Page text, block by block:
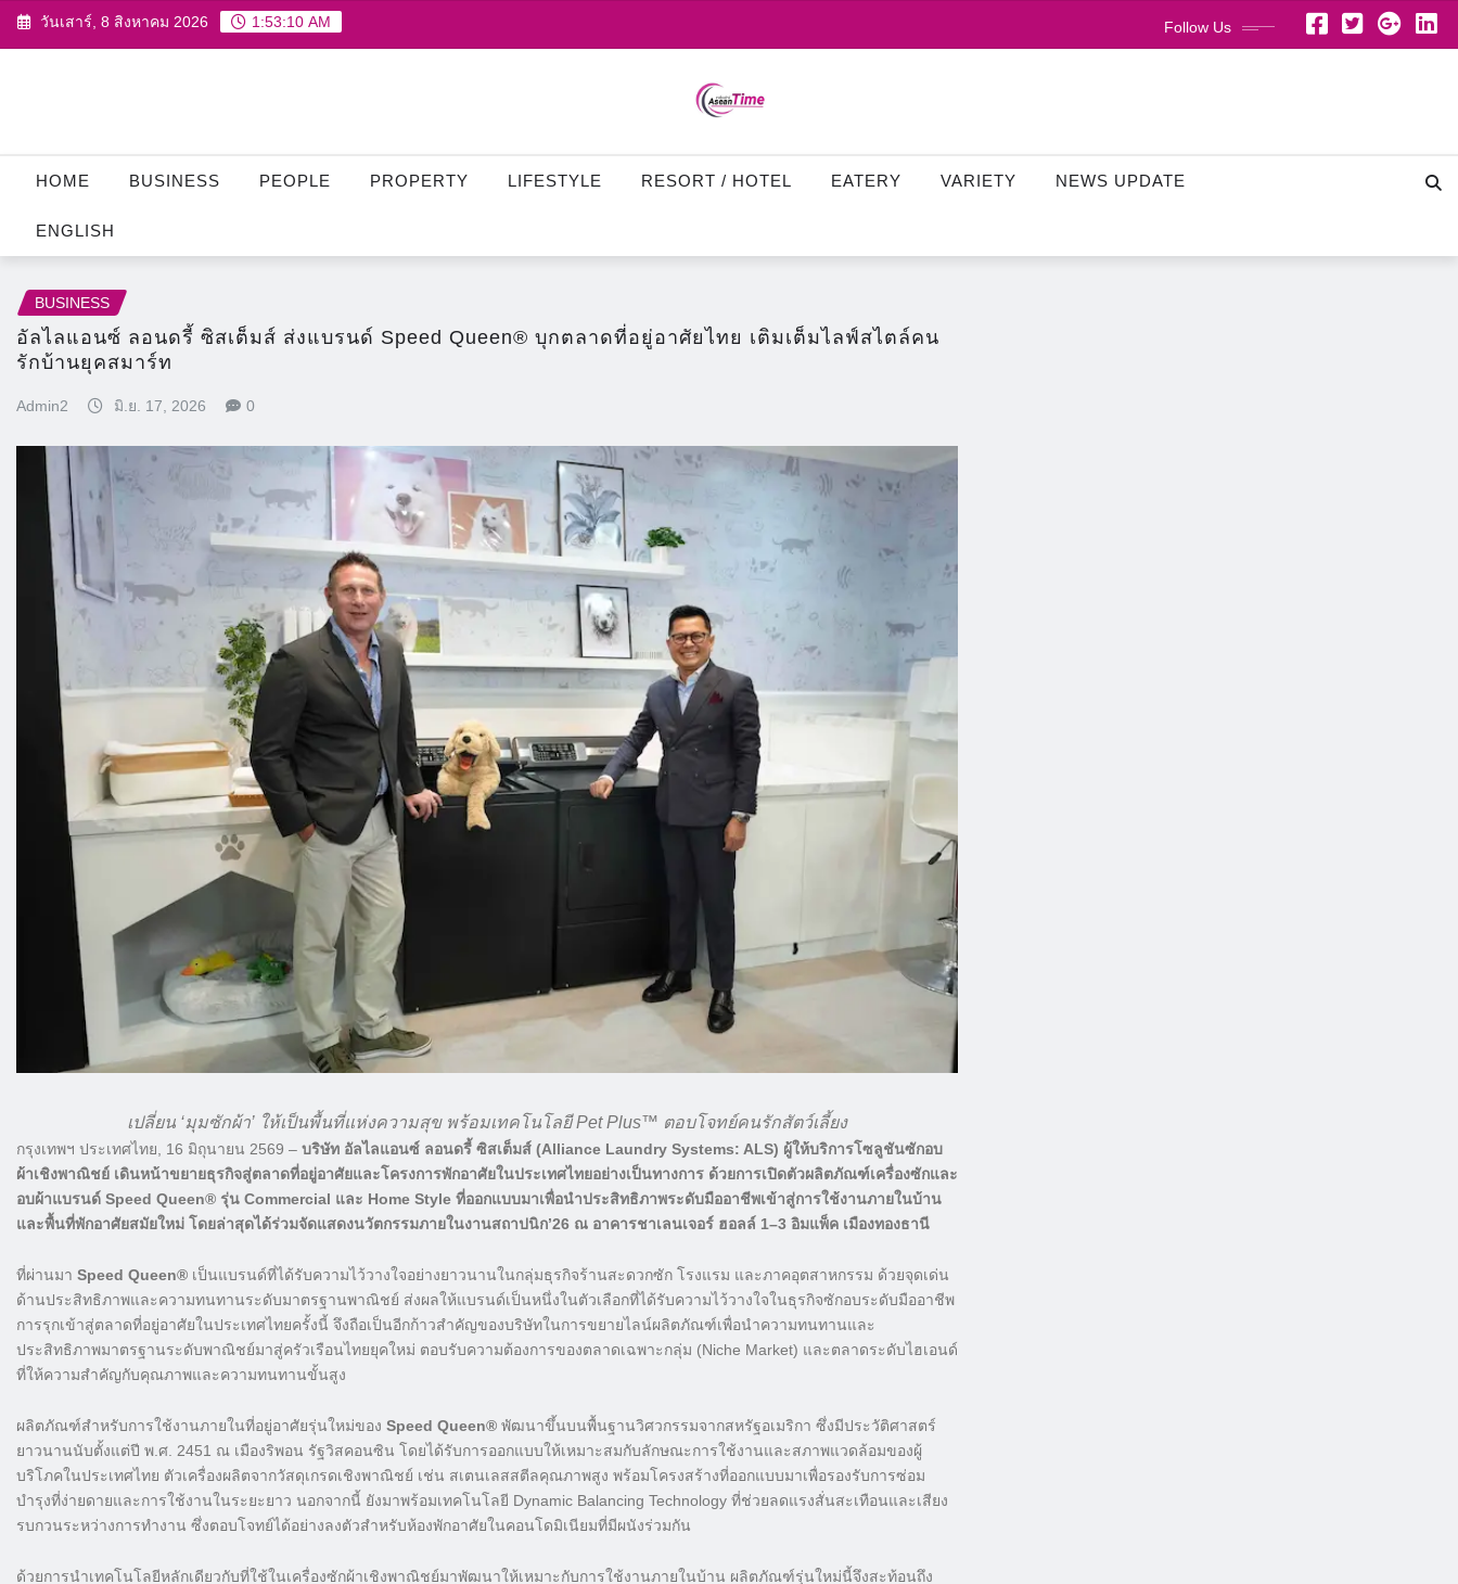
Skip วันเสาร์, 8 สิงหาคม 2026 1:53:11 AM Follow Us
HOME BUSINESS PEOPLE PROPERTY LIFESTYLE RESORT / HOTEL EATERY VARIETY NEWS UPDATE
ENGLISH
BUSINESS
อัลไลแอนซ์ ลอนดรี้ ซิสเต็มส์ ส่งแบรนด์ Speed Queen® บุกตลาดที่อยู่อาศัยไทย เติมเต็มไลฟ์สไตล์คน
รักบ้านยุคสมาร์ท
Admin2 มิ.ย. 17, 2026 0
เปลี่ยน ‘มุมซักผ้า’ ให้เป็นพื้นที่แห่งความสุข พร้อมเทคโนโลยี Pet Plus™ ตอบโจทย์คนรักสัตว์เลี้ยง
กรุงเทพฯ ประเทศไทย, 16 มิถุนายน 2569 – บริษัท อัลไลแอนซ์ ลอนดรี้ ซิสเต็มส์ (Alliance Laundry Systems: ALS) ผู้ให้บริการโซลูชันซักอบ
ผ้าเชิงพาณิชย์ เดินหน้าขยายธุรกิจสู่ตลาดที่อยู่อาศัยและโครงการพักอาศัยในประเทศไทยอย่างเป็นทางการ ด้วยการเปิดตัวผลิตภัณฑ์เครื่องซักและ
อบผ้าแบรนด์ Speed Queen® รุ่น Commercial และ Home Style ที่ออกแบบมาเพื่อนำประสิทธิภาพระดับมืออาชีพเข้าสู่การใช้งานภายในบ้าน
และพื้นที่พักอาศัยสมัยใหม่ โดยล่าสุดได้ร่วมจัดแสดงนวัตกรรมภายในงานสถาปนิก’26 ณ อาคารชาเลนเจอร์ ฮอลล์ 1–3 อิมแพ็ค เมืองทองธานี
ที่ผ่านมา Speed Queen® เป็นแบรนด์ที่ได้รับความไว้วางใจอย่างยาวนานในกลุ่มธุรกิจร้านสะดวกซัก โรงแรม และภาคอุตสาหกรรม ด้วยจุดเด่น
ด้านประสิทธิภาพและความทนทานระดับมาตรฐานพาณิชย์ ส่งผลให้แบรนด์เป็นหนึ่งในตัวเลือกที่ได้รับความไว้วางใจในธุรกิจซักอบระดับมืออาชีพ
การรุกเข้าสู่ตลาดที่อยู่อาศัยในประเทศไทยครั้งนี้ จึงถือเป็นอีกก้าวสำคัญของบริษัทในการขยายไลน์ผลิตภัณฑ์เพื่อนำความทนทานและ
ประสิทธิภาพมาตรฐานระดับพาณิชย์มาสู่ครัวเรือนไทยยุคใหม่ ตอบรับความต้องการของตลาดเฉพาะกลุ่ม (Niche Market) และตลาดระดับไฮเอนด์
ที่ให้ความสำคัญกับคุณภาพและความทนทานขั้นสูง
ผลิตภัณฑ์สำหรับการใช้งานภายในที่อยู่อาศัยรุ่นใหม่ของ Speed Queen® พัฒนาขึ้นบนพื้นฐานวิศวกรรมจากสหรัฐอเมริกา ซึ่งมีประวัติศาสตร์
ยาวนานนับตั้งแต่ปี พ.ศ. 2451 ณ เมืองริพอน รัฐวิสคอนซิน โดยได้รับการออกแบบให้เหมาะสมกับลักษณะการใช้งานและสภาพแวดล้อมของผู้
บริโภคในประเทศไทย ตัวเครื่องผลิตจากวัสดุเกรดเชิงพาณิชย์ เช่น สเตนเลสสตีลคุณภาพสูง พร้อมโครงสร้างที่ออกแบบมาเพื่อรองรับการซ่อม
บำรุงที่ง่ายดายและการใช้งานในระยะยาว นอกจากนี้ ยังมาพร้อมเทคโนโลยี Dynamic Balancing Technology ที่ช่วยลดแรงสั่นสะเทือนและเสียง
รบกวนระหว่างการทำงาน ซึ่งตอบโจทย์ได้อย่างลงตัวสำหรับห้องพักอาศัยในคอนโดมิเนียมที่มีผนังร่วมกัน
ด้วยการนำเทคโนโลยีหลักเดียวกับที่ใช้ในเครื่องซักผ้าเชิงพาณิชย์มาพัฒนาให้เหมาะกับการใช้งานภายในบ้าน ผลิตภัณฑ์รุ่นใหม่นี้จึงสะท้อนถึง